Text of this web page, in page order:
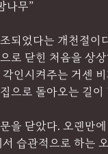
나무”
되었다는 개천절
로 닫힌 처음을 상
인시켜주는 거센
으로 돌아오는 길
을 닫았다. 오랜만
습관적으로 하는